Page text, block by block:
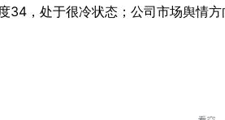
34，处于很冷状态；公司市场舆情